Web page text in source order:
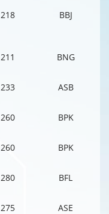
218 BBJ
211 BNG
233 ASB
260 BPK
260 BPK
280 BFL
275 ASE